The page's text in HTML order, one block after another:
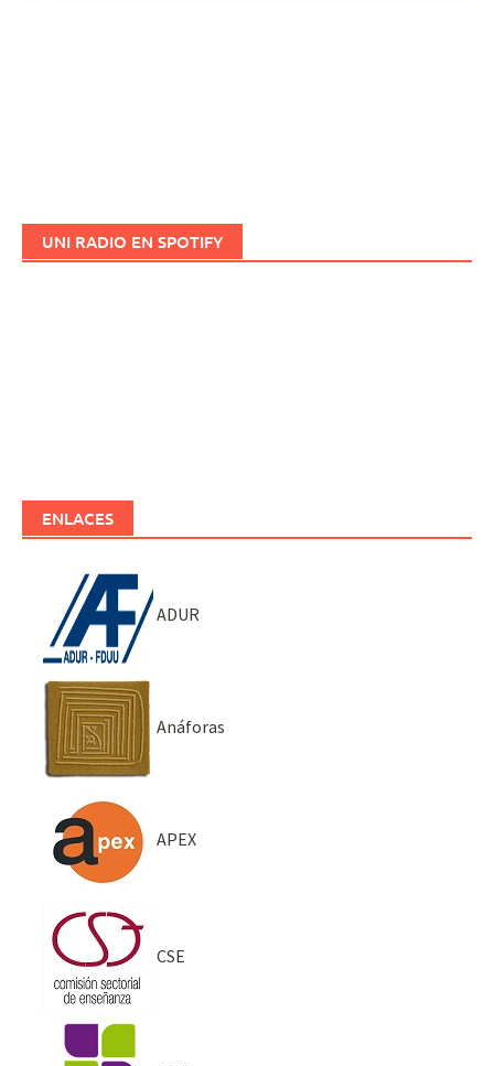
UNI RADIO EN SPOTIFY
ENLACES
ADUR
Anáforas
APEX
CSE